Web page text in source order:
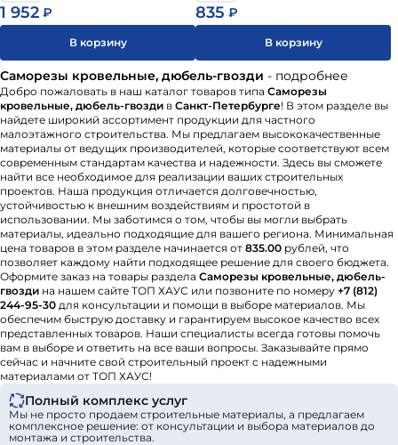
1 952 ₽
В корзину
835 ₽
В корзину
Саморезы кровельные, дюбель-гвозди - подробнее
Добро пожаловать в наш каталог товаров типа Саморезы
кровельные, дюбель-гвозди в Санкт-Петербурге! В этом разделе вы
найдете широкий ассортимент продукции для частного
малоэтажного строительства. Мы предлагаем высококачественные
материалы от ведущих производителей, которые соответствуют всем
современным стандартам качества и надежности. Здесь вы сможете
найти все необходимое для реализации ваших строительных
проектов. Наша продукция отличается долговечностью,
устойчивостью к внешним воздействиям и простотой в
использовании. Мы заботимся о том, чтобы вы могли выбрать
материалы, идеально подходящие для вашего региона. Минимальная
цена товаров в этом разделе начинается от 835.00 рублей, что
позволяет каждому найти подходящее решение для своего бюджета.
Оформите заказ на товары раздела Саморезы кровельные, дюбель-
гвозди на нашем сайте ТОП ХАУС или позвоните по номеру +7 (812)
244-95-30 для консультации и помощи в выборе материалов. Мы
обеспечим быструю доставку и гарантируем высокое качество всех
представленных товаров. Наши специалисты всегда готовы помочь
вам в выборе и ответить на все ваши вопросы. Заказывайте прямо
сейчас и начните свой строительный проект с надежными
материалами от ТОП ХАУС!
Полный комплекс услуг
Мы не просто продаем строительные материалы, а предлагаем
комплексное решение: от консультации и выбора материалов до
монтажа и строительства.